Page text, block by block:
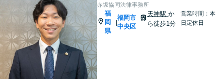
赤坂協同法律事務所
福
岡
県
|
福岡市
中央区
天神駅 か
ら徒歩1分
営業時間：本
日定休日